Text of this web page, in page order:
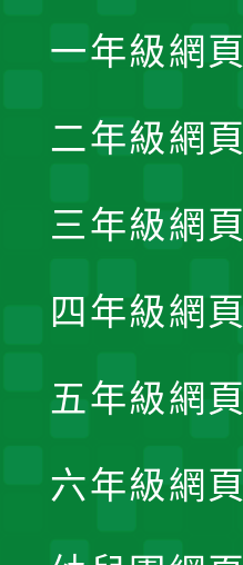
一年級網頁
二年級網頁
三年級網頁
四年級網頁
五年級網頁
六年級網頁